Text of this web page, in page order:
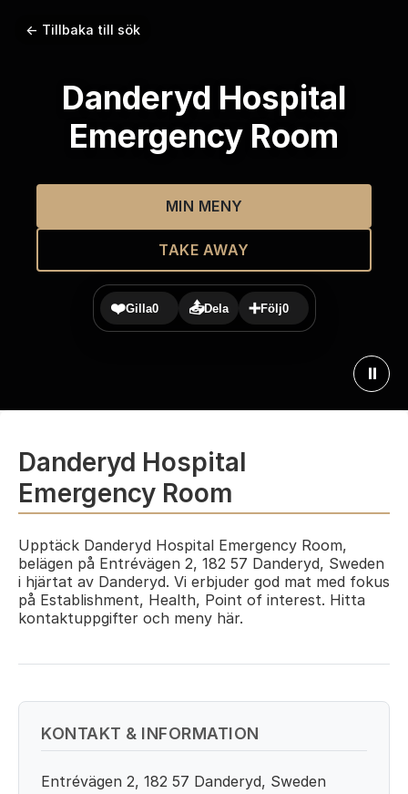
← Tillbaka till sök
Danderyd Hospital
Emergency Room
MIN MENY
TAKE AWAY
❤️Gilla0 📤Dela ➕Följ0
⏸
Danderyd Hospital
Emergency Room
Upptäck Danderyd Hospital Emergency Room,
belägen på Entrévägen 2, 182 57 Danderyd, Sweden
i hjärtat av Danderyd. Vi erbjuder god mat med fokus
på Establishment, Health, Point of interest. Hitta
kontaktuppgifter och meny här.
KONTAKT & INFORMATION
Entrévägen 2, 182 57 Danderyd, Sweden